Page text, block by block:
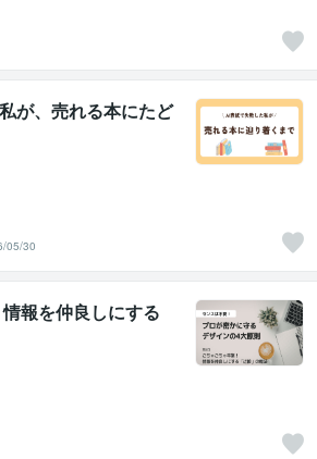
が、売れる本にたど
05/30
報を仲良しにする